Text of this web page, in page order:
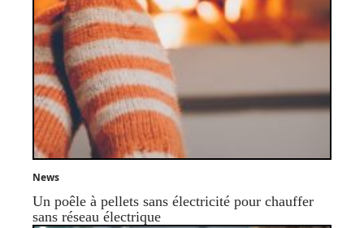
News
Un poêle à pellets sans électricité pour chauffer
sans réseau électrique